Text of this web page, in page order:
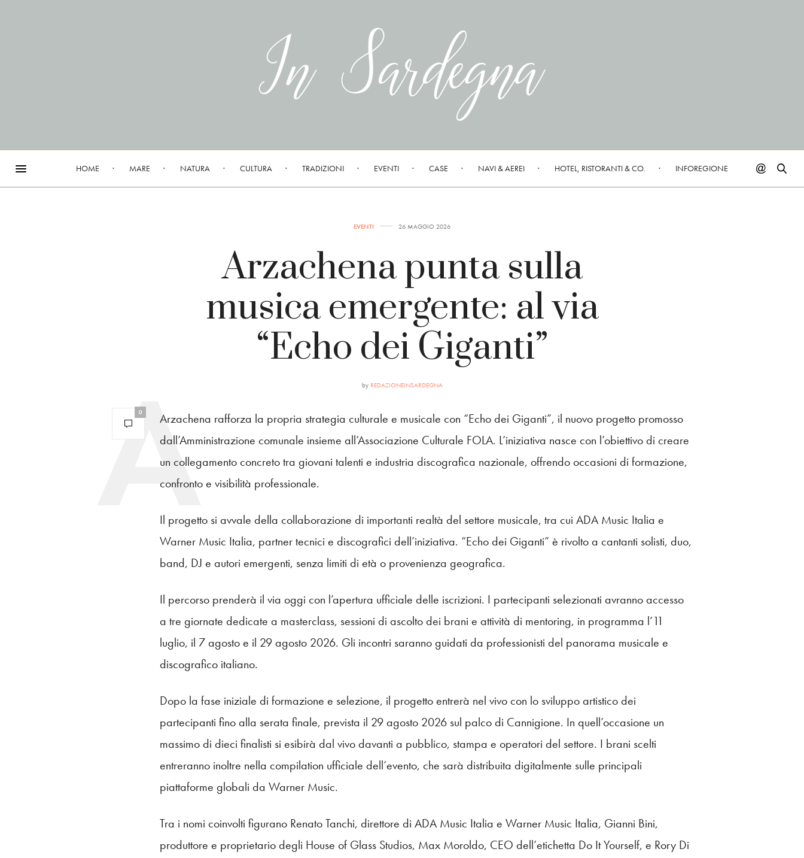
HOME MARE NATURA CULTURA TRADIZIONI EVENTI CASE NAVI & AEREI HOTEL, RISTORANTI & CO. INFOREGIONE
EVENTI 26 MAGGIO 2026
Arzachena punta sulla
musica emergente: al via
“Echo dei Giganti”
by REDAZIONEINSARDEGNA
0
Arzachena rafforza la propria strategia culturale e musicale con “Echo dei Giganti”, il nuovo progetto promosso
dall’Amministrazione comunale insieme all’Associazione Culturale FOLA. L’iniziativa nasce con l’obiettivo di creare
un collegamento concreto tra giovani talenti e industria discografica nazionale, offrendo occasioni di formazione,
confronto e visibilità professionale.
Il progetto si avvale della collaborazione di importanti realtà del settore musicale, tra cui ADA Music Italia e
Warner Music Italia, partner tecnici e discografici dell’iniziativa. “Echo dei Giganti” è rivolto a cantanti solisti, duo,
band, DJ e autori emergenti, senza limiti di età o provenienza geografica.
Il percorso prenderà il via oggi con l’apertura ufficiale delle iscrizioni. I partecipanti selezionati avranno accesso
a tre giornate dedicate a masterclass, sessioni di ascolto dei brani e attività di mentoring, in programma l’11
luglio, il 7 agosto e il 29 agosto 2026. Gli incontri saranno guidati da professionisti del panorama musicale e
discografico italiano.
Dopo la fase iniziale di formazione e selezione, il progetto entrerà nel vivo con lo sviluppo artistico dei
partecipanti fino alla serata finale, prevista il 29 agosto 2026 sul palco di Cannigione. In quell’occasione un
massimo di dieci finalisti si esibirà dal vivo davanti a pubblico, stampa e operatori del settore. I brani scelti
entreranno inoltre nella compilation ufficiale dell’evento, che sarà distribuita digitalmente sulle principali
piattaforme globali da Warner Music.
Tra i nomi coinvolti figurano Renato Tanchi, direttore di ADA Music Italia e Warner Music Italia, Gianni Bini,
produttore e proprietario degli House of Glass Studios, Max Moroldo, CEO dell’etichetta Do It Yourself, e Rory Di